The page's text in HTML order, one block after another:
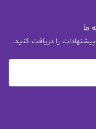
ما
را دریافت کنید.